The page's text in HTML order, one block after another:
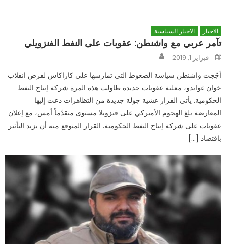
الاخبار الاخبار السياسية
تآمر عربي مع واشنطن: عقوبات على النفط الفنزويلي
Posted
onفبراير 1, 2019
أجّجت واشنطن سياسة الضغوط التي تمارسها على كاراكاس لفرض انقلاب
خوان غوايدو، معلنة عقوبات جديدة طاولت هذه المرة شركة إنتاج النفط
الحكومية. يأتي القرار عشية جولة جديدة من التظاهرات دعت إليها
المعارضة بلغ الهجوم الأميركي على فنزويلا مستوى متقدّماً أمس، مع إعلان
عقوبات على شركة إنتاج النفط الحكومية. القرار المتوقع منه أن يزيد التأثير
باقتصاد […]